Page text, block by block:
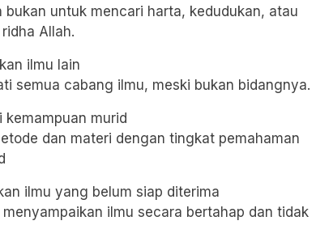
bukan untuk mencari harta, kedudukan, atau
Allah.
ilmu lain
semua cabang ilmu, meski bukan bidangnya.
kemampuan murid
dan materi dengan tingkat pemahaman
ilmu yang belum siap diterima
ilmu secara bertahap dan tidak